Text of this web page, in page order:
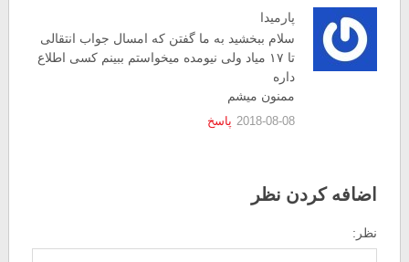
پارمیدا
سلام ببخشید به ما گفتن که امسال جواب انتقالی
تا ۱۷ میاد ولی نیومده میخواستم ببینم کسی اطلاع
داره
ممنون میشم
2018-08-08 پاسخ
اضافه کردن نظر
نظر: